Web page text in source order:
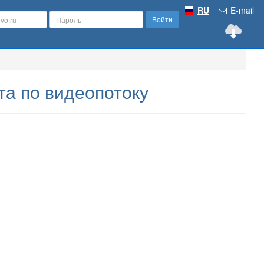
E-mail
RU
Войти
по видеопотоку